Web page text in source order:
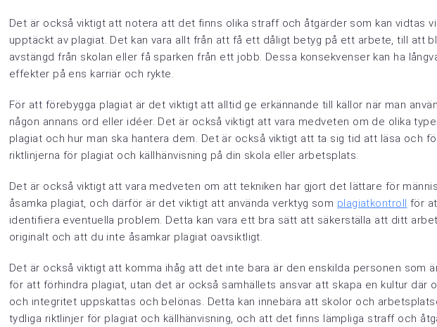
Det är också viktigt att notera att det finns olika straff och åtgärder som kan vidtas
upptäckt av plagiat. Det kan vara allt från att få ett dåligt betyg på ett arbete, till att
avstängd från skolan eller få sparken från ett jobb. Dessa konsekvenser kan ha
effekter på ens karriär och rykte.
För att förebygga plagiat är det viktigt att alltid ge erkännande till källor när man
någon annans ord eller idéer. Det är också viktigt att vara medveten om de olika
plagiat och hur man ska hantera dem. Det är också viktigt att ta sig tid att läsa och
riktlinjerna för plagiat och källhänvisning på din skola eller arbetsplats.
Det är också viktigt att vara medveten om att tekniken har gjort det lättare för
åsamka plagiat, och därför är det viktigt att använda verktyg som plagiatkontroll för
identifiera eventuella problem. Detta kan vara ett bra sätt att säkerställa att ditt
originalt och att du inte åsamkar plagiat oavsiktligt.
Det är också viktigt att komma ihåg att det inte bara är den enskilda personen som
för att förhindra plagiat, utan det är också samhällets ansvar att skapa en kultur där
och integritet uppskattas och belönas. Detta kan innebära att skolor och
tydliga riktlinjer för plagiat och källhänvisning, och att det finns lämpliga straff och